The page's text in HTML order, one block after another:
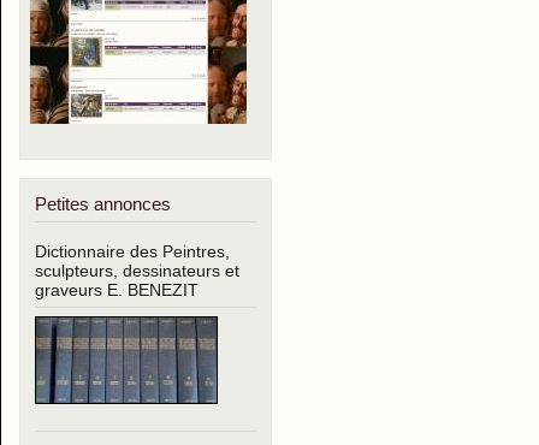
Petites annonces
Dictionnaire des Peintres,
sculpteurs, dessinateurs et
graveurs E. BENEZIT